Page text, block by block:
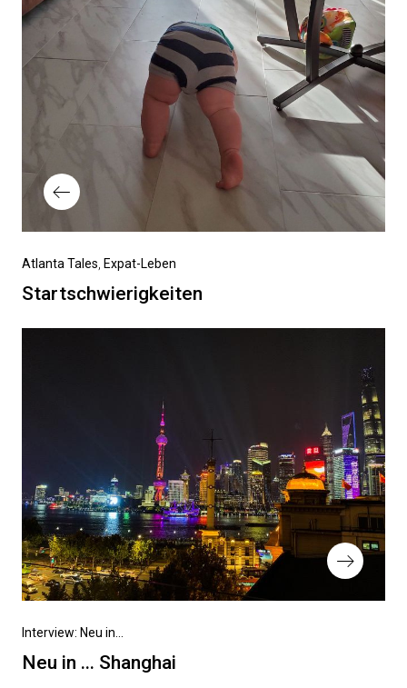
Vorheriger
Beitrag
Atlanta Tales Expat-Leben
Startschwierigkeiten
Nächster
Beitrag
Interview: Neu in...
Neu in ... Shanghai